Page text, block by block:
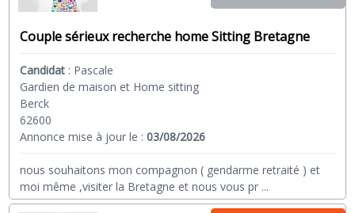
Couple sérieux recherche home Sitting Bretagne
Candidat : Pascale
Gardien de maison et Home sitting
Berck
62600
Annonce mise à jour le :03/08/2026
nous souhaitons mon compagnon ( gendarme retraité ) et
moi même ,visiter la Bretagne et nous vous pr ...